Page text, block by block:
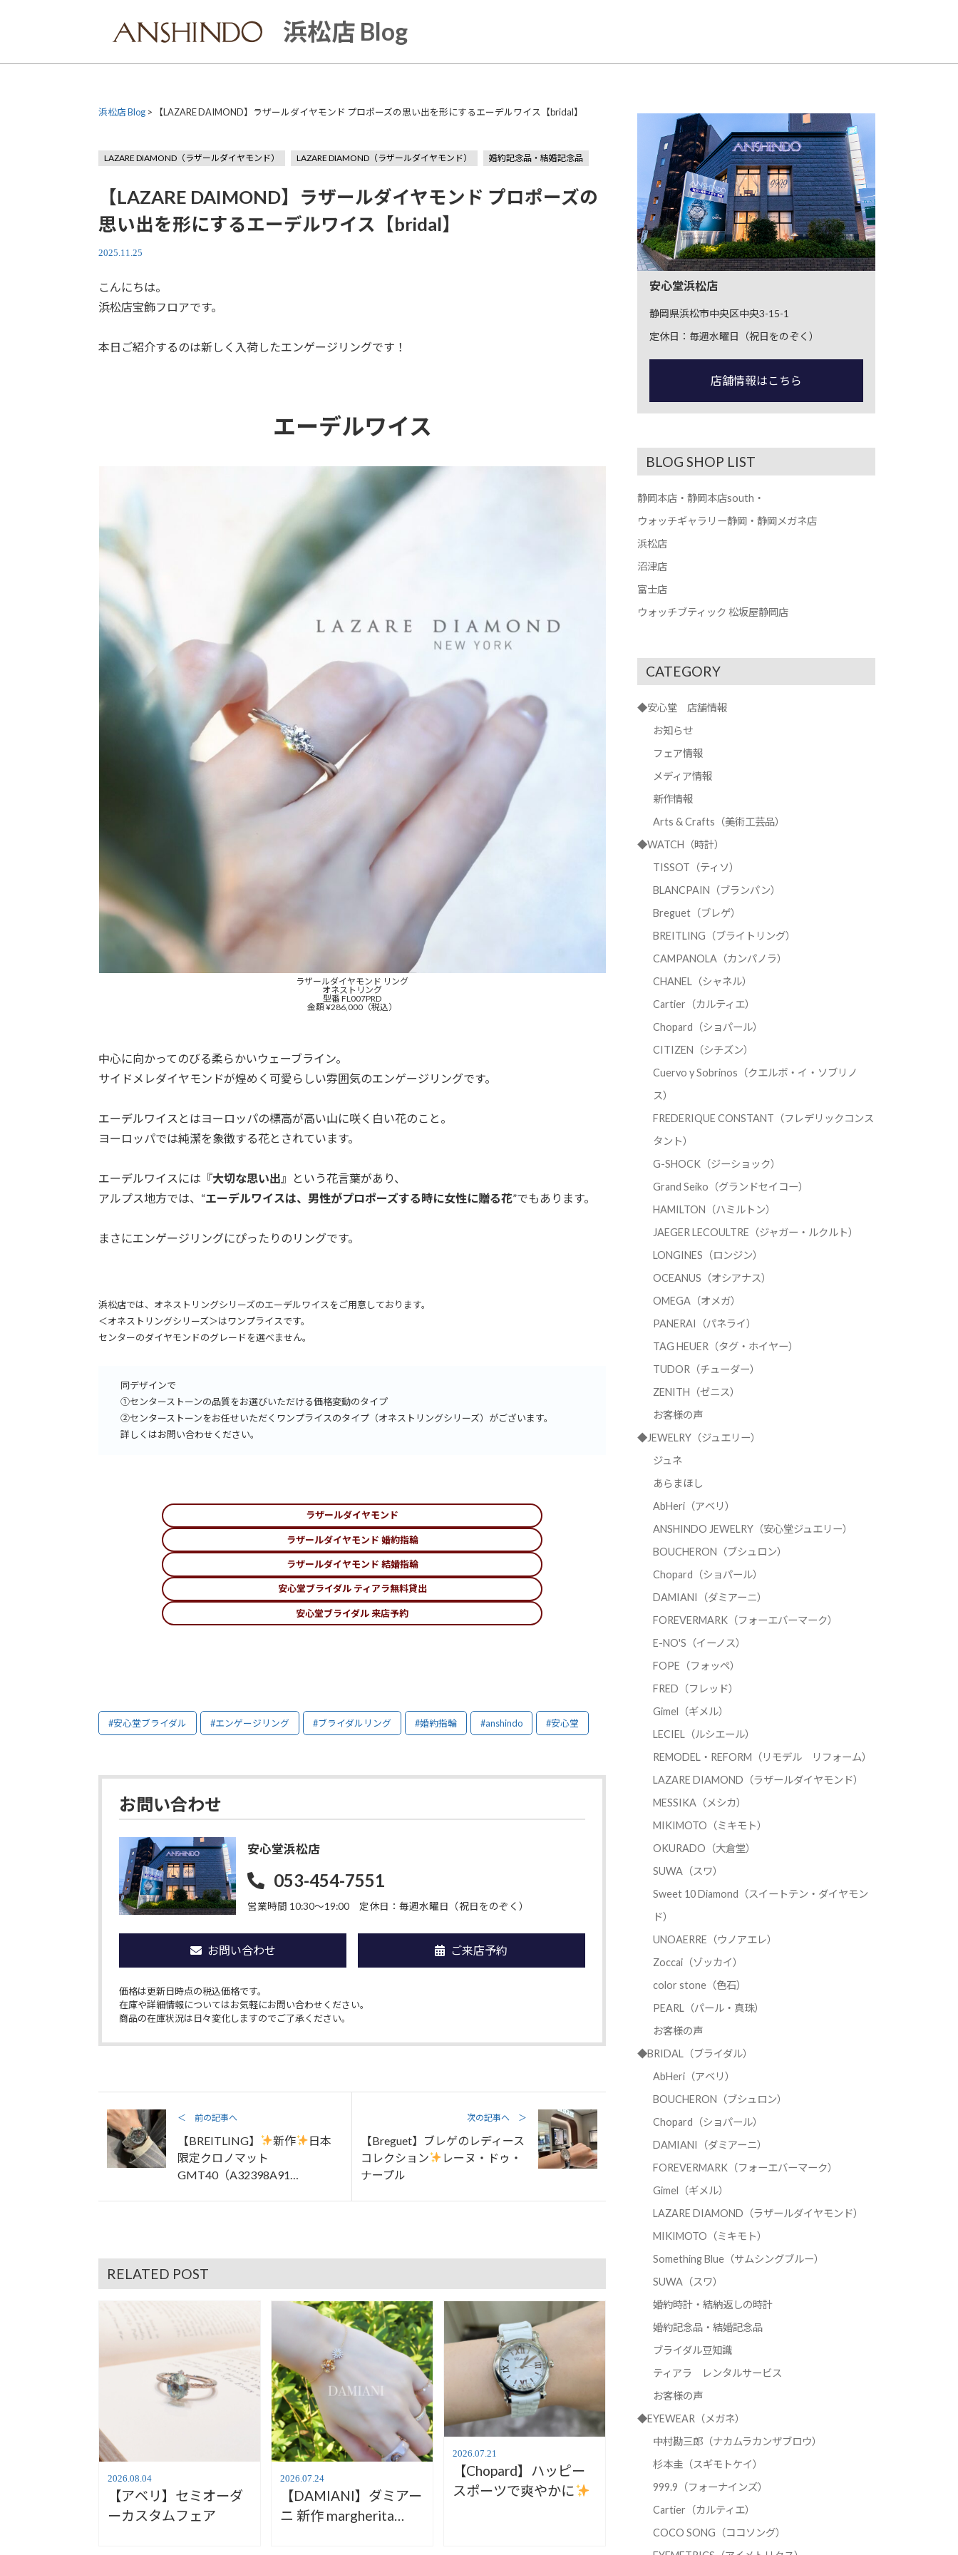
浜松店 Blog
浜松店 Blog > 【LAZARE DAIMOND】ラザールダイヤモンド プロポーズの思い出を形にするエーデルワイス【bridal】
LAZARE DIAMOND（ラザールダイヤモンド） LAZARE DIAMOND（ラザールダイヤモンド） 婚約記念品・結婚記念品
【LAZARE DAIMOND】ラザールダイヤモンド プロポーズの
思い出を形にするエーデルワイス【bridal】
2025.11.25
こんにちは。
浜松店宝飾フロアです。
本日ご紹介するのは新しく入荷したエンゲージリングです！
エーデルワイス
ラザールダイヤモンド リング
オネストリング
型番 FL007PRD
金額 ¥286,000（税込）
中心に向かってのびる柔らかいウェーブライン。
サイドメレダイヤモンドが煌めく可愛らしい雰囲気のエンゲージリングです。
エーデルワイスとはヨーロッパの標高が高い山に咲く白い花のこと。
ヨーロッパでは純潔を象徴する花とされています。
エーデルワイスには『大切な思い出 』という花言葉があり、
アルプス地方では、“エーデルワイスは、男性がプロポーズする時に女性に贈る花”でもあります。
まさにエンゲージリングにぴったりのリングです。
浜松店では、オネストリングシリーズのエーデルワイスをご用意しております。
＜オネストリングシリーズ＞はワンプライスです。
センターのダイヤモンドのグレードを選べません。
同デザインで
①センターストーンの品質をお選びいただける価格変動のタイプ
②センターストーンをお任せいただくワンプライスのタイプ（オネストリングシリーズ）がございます。
詳しくはお問い合わせください。
ラザールダイヤモンド
ラザールダイヤモンド 婚約指輪
ラザールダイヤモンド 結婚指輪
安心堂ブライダル ティアラ無料貸出
安心堂ブライダル 来店予約
#安心堂ブライダル #エンゲージリング #ブライダルリング #婚約指輪 #anshindo #安心堂
お問い合わせ
安心堂浜松店
053-454-7551
営業時間 10:30〜19:00 定休日：毎週水曜日（祝日をのぞく）
お問い合わせ ご来店予約
価格は更新日時点の税込価格です。
在庫や詳細情報についてはお気軽にお問い合わせください。
商品の在庫状況は日々変化しますのでご了承ください。
＜ 前の記事へ
【BREITLING】 新作
日本
限定クロノマット
GMT40（A32398A91…
次の記事へ ＞
【Breguet】ブレゲのレディース
コレクション
レーヌ・ドゥ・
ナープル
RELATED POST
2026.08.04
【アベリ】セミオーダ
ーカスタムフェア
2026.07.24
【DAMIANI】ダミアー
ニ 新作 margherita
2026.07.21
【Chopard】ハッピー
スポーツで爽やかに
安心堂浜松店
静岡県浜松市中央区中央3-15-1
定休日：毎週水曜日（祝日をのぞく）
店舗情報はこちら
BLOG SHOP LIST
静岡本店・静岡本店south・
ウォッチギャラリー静岡・静岡メガネ店
浜松店
沼津店
富士店
ウォッチブティック 松坂屋静岡店
CATEGORY
◆安心堂 店舗情報
お知らせ
フェア情報
メディア情報
新作情報
Arts & Crafts（美術工芸品）
◆WATCH（時計）
TISSOT（ティソ）
BLANCPAIN（ブランパン）
Breguet（ブレゲ）
BREITLING（ブライトリング）
CAMPANOLA（カンパノラ）
CHANEL（シャネル）
Cartier（カルティエ）
Chopard（ショパール）
CITIZEN（シチズン）
Cuervo y Sobrinos（クエルボ・イ・ソブリノ
ス）
FREDERIQUE CONSTANT（フレデリックコンス
タント）
G-SHOCK（ジーショック）
Grand Seiko（グランドセイコー）
HAMILTON（ハミルトン）
JAEGER LECOULTRE（ジャガー・ルクルト）
LONGINES（ロンジン）
OCEANUS（オシアナス）
OMEGA（オメガ）
PANERAI（パネライ）
TAG HEUER（タグ・ホイヤー）
TUDOR（チューダー）
ZENITH（ゼニス）
お客様の声
◆JEWELRY（ジュエリー）
ジュネ
あらまほし
AbHeri（アベリ）
ANSHINDO JEWELRY（安心堂ジュエリー）
BOUCHERON（ブシュロン）
Chopard（ショパール）
DAMIANI（ダミアーニ）
FOREVERMARK（フォーエバーマーク）
E-NO'S（イーノス）
FOPE（フォッペ）
FRED（フレッド）
Gimel（ギメル）
LECIEL（ルシエール）
REMODEL・REFORM（リモデル リフォーム）
LAZARE DIAMOND（ラザールダイヤモンド）
MESSIKA（メシカ）
MIKIMOTO（ミキモト）
OKURADO（大倉堂）
SUWA（スワ）
Sweet 10 Diamond（スイートテン・ダイヤモン
ド）
UNOAERRE（ウノアエレ）
Zoccai（ゾッカイ）
color stone（色石）
PEARL（パール・真珠）
お客様の声
◆BRIDAL（ブライダル）
AbHeri（アベリ）
BOUCHERON（ブシュロン）
Chopard（ショパール）
DAMIANI（ダミアーニ）
FOREVERMARK（フォーエバーマーク）
Gimel（ギメル）
LAZARE DIAMOND（ラザールダイヤモンド）
MIKIMOTO（ミキモト）
Something Blue（サムシングブルー）
SUWA（スワ）
婚約時計・結納返しの時計
婚約記念品・結婚記念品
ブライダル豆知識
ティアラ レンタルサービス
お客様の声
◆EYEWEAR（メガネ）
中村勘三郎（ナカムラカンザブロウ）
杉本圭（スギモトケイ）
999.9（フォーナインズ）
Cartier（カルティエ）
COCO SONG（ココソング）